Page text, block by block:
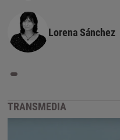
Lorena Sánchez
TRANSMEDIA